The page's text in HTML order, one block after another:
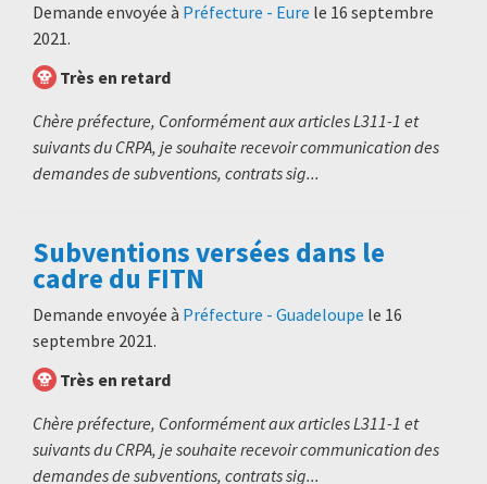
Demande envoyée à Préfecture - Eure le 16 septembre
2021.
Très en retard
Chère préfecture, Conformément aux articles L311-1 et
suivants du CRPA, je souhaite recevoir communication des
demandes de subventions, contrats sig...
Subventions versées dans le
cadre du FITN
Demande envoyée à Préfecture - Guadeloupe le 16
septembre 2021.
Très en retard
Chère préfecture, Conformément aux articles L311-1 et
suivants du CRPA, je souhaite recevoir communication des
demandes de subventions, contrats sig...